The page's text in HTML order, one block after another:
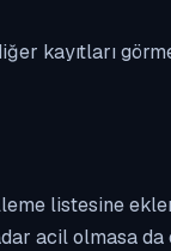
kayıtları
listesine
acil olmasa